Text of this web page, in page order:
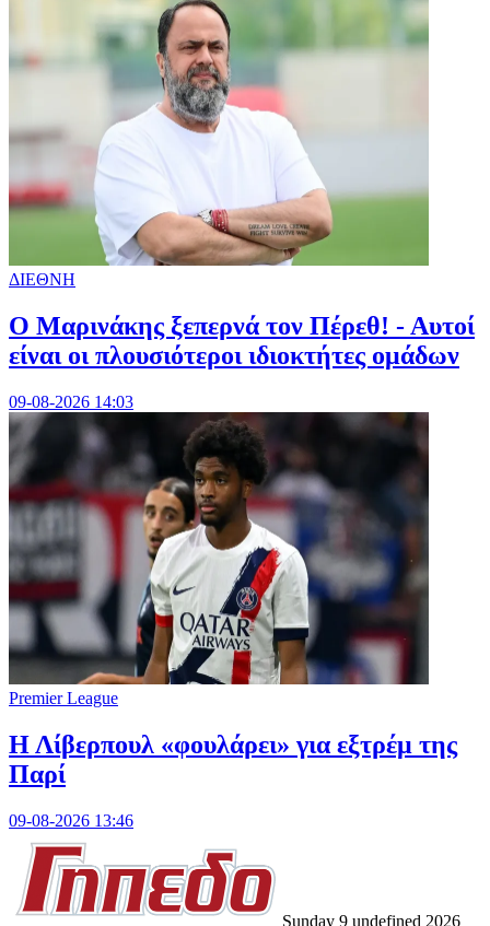
ΔΙΕΘΝΗ
Ο Μαρινάκης ξεπερνά τον Πέρεθ! - Αυτοί
είναι οι πλουσιότεροι ιδιοκτήτες ομάδων
09-08-2026 14:03
Premier League
Η Λίβερπουλ «φουλάρει» για εξτρέμ της
Παρί
09-08-2026 13:46
Sunday 9 undefined 2026